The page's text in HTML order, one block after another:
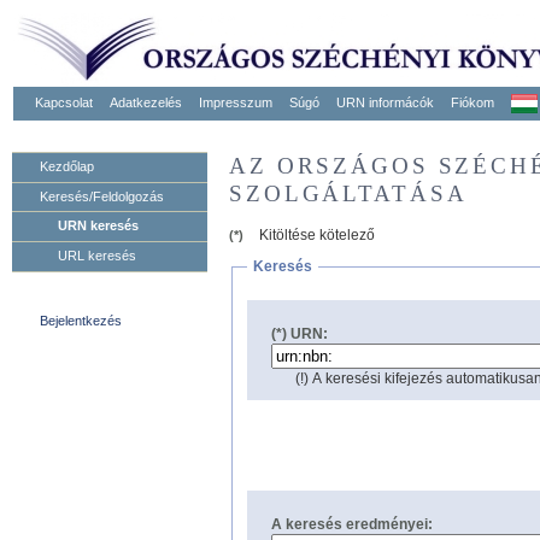
Kapcsolat Adatkezelés Impresszum Súgó URN informácók Fiókom
Kezdőlap
Keresés/Feldolgozás
URN keresés
URL keresés
Bejelentkezés
AZ ORSZÁGOS
SZOLGÁLTATÁSA
(*)
Kitöltése kötelező
Keresés
(*) URN:
(!) A keresési kifejezés
A keresés eredményei: